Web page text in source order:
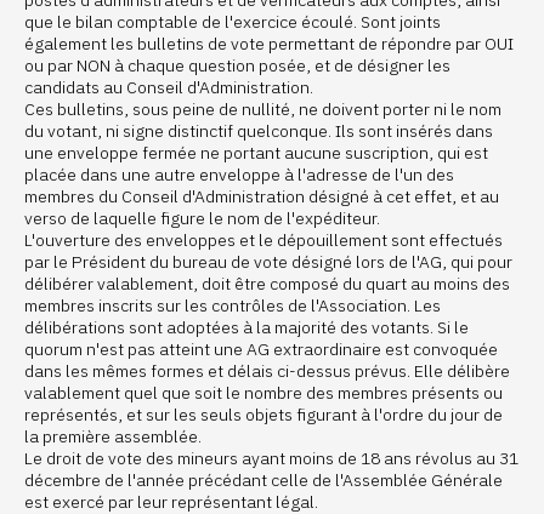
que le bilan comptable de l'exercice écoulé. Sont joints
également les bulletins de vote permettant de répondre par OUI
ou par NON à chaque question posée, et de désigner les
candidats au Conseil d'Administration.
Ces bulletins, sous peine de nullité, ne doivent porter ni le nom
du votant, ni signe distinctif quelconque. Ils sont insérés dans
une enveloppe fermée ne portant aucune suscription, qui est
placée dans une autre enveloppe à l'adresse de l'un des
membres du Conseil d'Administration désigné à cet effet, et au
verso de laquelle figure le nom de l'expéditeur.
L'ouverture des enveloppes et le dépouillement sont effectués
par le Président du bureau de vote désigné lors de l'AG, qui pour
délibérer valablement, doit être composé du quart au moins des
membres inscrits sur les contrôles de l'Association. Les
délibérations sont adoptées à la majorité des votants. Si le
quorum n'est pas atteint une AG extraordinaire est convoquée
dans les mêmes formes et délais ci-dessus prévus. Elle délibère
valablement quel que soit le nombre des membres présents ou
représentés, et sur les seuls objets figurant à l'ordre du jour de
la première assemblée.
Le droit de vote des mineurs ayant moins de 18 ans révolus au 31
décembre de l'année précédant celle de l'Assemblée Générale
est exercé par leur représentant légal.